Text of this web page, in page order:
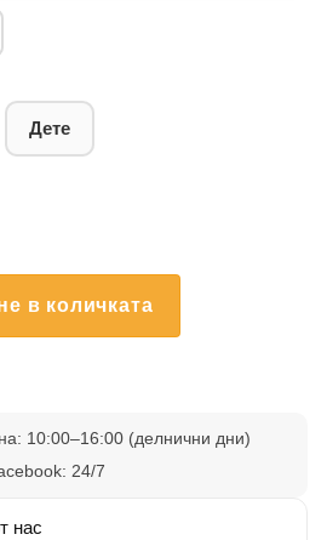
Дете
в количката
10:00–16:00 (делнични дни)
24/7
нас